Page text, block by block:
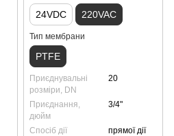
24VDC 220VAC
Тип мембрани
PTFE
Приєднувальні
розміри, DN
20
Приєднання,
дюйм
3/4"
Спосіб дії
прямої дії